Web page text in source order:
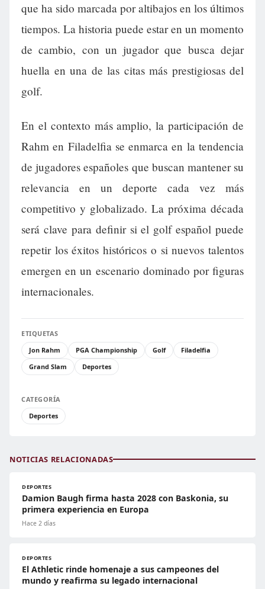
que ha sido marcada por altibajos en los últimos
tiempos. La historia puede estar en un momento
de cambio, con un jugador que busca dejar
huella en una de las citas más prestigiosas del
golf.
En el contexto más amplio, la participación de
Rahm en Filadelfia se enmarca en la tendencia
de jugadores españoles que buscan mantener su
relevancia en un deporte cada vez más
competitivo y globalizado. La próxima década
será clave para definir si el golf español puede
repetir los éxitos históricos o si nuevos talentos
emergen en un escenario dominado por figuras
internacionales.
ETIQUETAS
Jon Rahm
PGA Championship Golf
Filadelfia
Grand Slam
Deportes
CATEGORÍA
Deportes
NOTICIAS RELACIONADAS
DEPORTES
Damion Baugh firma hasta 2028 con Baskonia, su
primera experiencia en Europa
Hace 2 días
DEPORTES
El Athletic rinde homenaje a sus campeones del
mundo y reafirma su legado internacional